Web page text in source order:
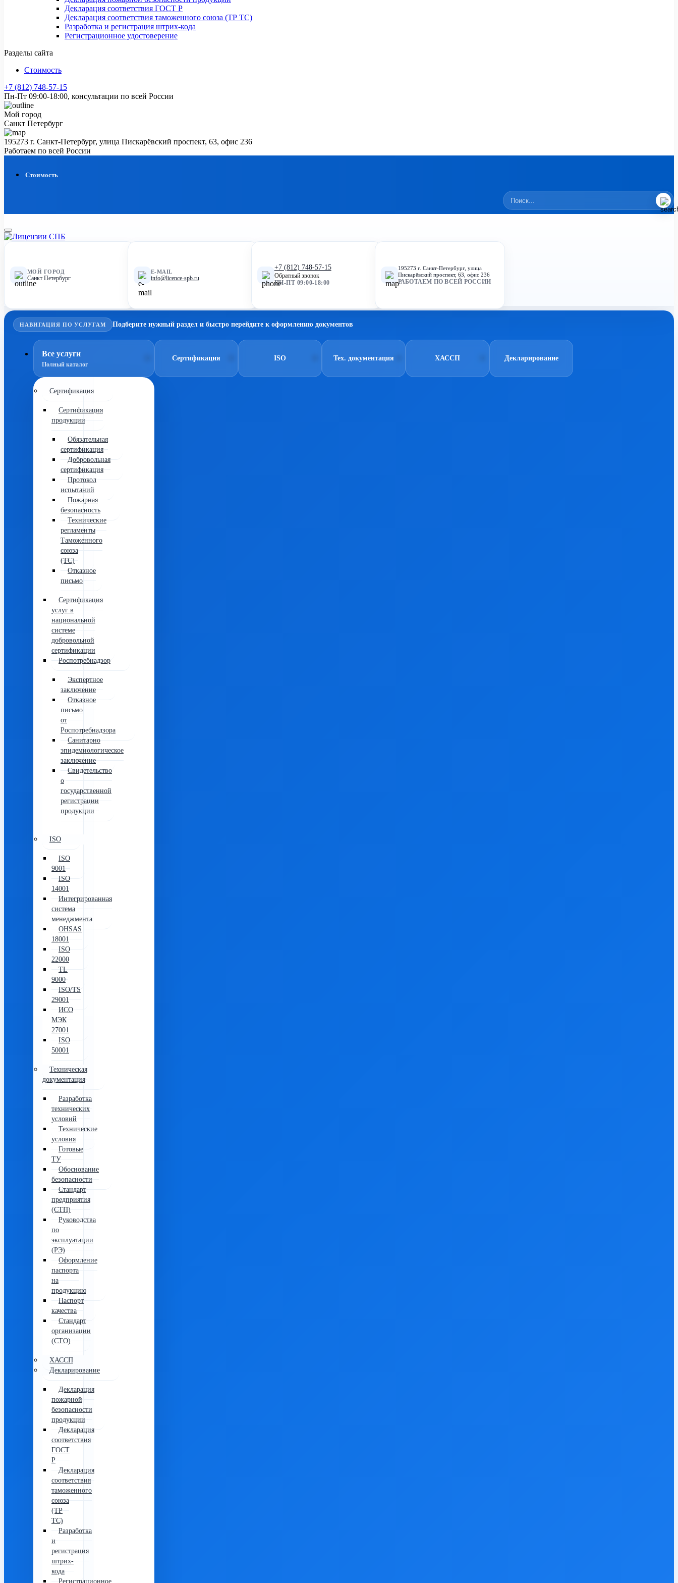
Декларация соответствия ГОСТ Р
Декларация соответствия таможенного союза (ТР ТС)
Разработка и регистрация штрих-кода
Регистрационное удостоверение
Разделы сайта
Стоимость
+7 (812) 748-57-15
Пн-Пт 09:00-18:00, консультации по всей России
Мой город
Санкт Петербург
195273 г. Санкт-Петербург, улица Пискарёвский проспект, 63, офис 236
Работаем по всей России
Стоимость
МОЙ ГОРОД
Санкт Петербург
E-MAIL
info@licence-spb.ru
+7 (812) 748-57-15
Обратный звонок
ПН-ПТ 09:00-18:00
195273 г. Санкт-Петербург, улица
Пискарёвский проспект, 63, офис 236
РАБОТАЕМ ПО ВСЕЙ РОССИИ
НАВИГАЦИЯ ПО УСЛУГАМ Подберите нужный раздел и быстро перейдите к оформлению документов
Все услуги
Полный каталог
Сертификация
Сертификация
продукции
Обязательная
сертификация
Добровольная
сертификация
Протокол
испытаний
Пожарная
безопасность
Технические
регламенты
Таможенного
союза
(ТС)
Отказное
письмо
Сертификация
услуг в
национальной
системе
добровольной
сертификации
Роспотребнадзор
Экспертное
заключение
Отказное
письмо
от
Роспотребнадзора
Санитарно
эпидемиологическое
заключение
Свидетельство
о
государственной
регистрации
продукции
ISO
ISO
9001
ISO
14001
Интегрированная
система
менеджмента
OHSAS
18001
ISO
22000
TL
9000
ISO/TS
29001
ИСО
МЭК
27001
ISO
50001
Техническая
документация
Разработка
технических
условий
Технические
условия
Готовые
ТУ
Обоснование
безопасности
Стандарт
предприятия
(СТП)
Руководства
по
эксплуатации
(РЭ)
Оформление
паспорта
на
продукцию
Паспорт
качества
Стандарт
организации
(СТО)
ХАССП
Декларирование
Декларация
пожарной
безопасности
продукции
Декларация
соответствия
ГОСТ
Р
Декларация
соответствия
таможенного
союза
(ТР
ТС)
Разработка
и
регистрация
штрих-
кода
Регистрационное
Сертификация ISO Тех. документация ХАССП Декларирование